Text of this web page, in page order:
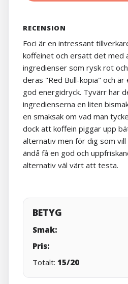
RECENSION
Foci är en intressant
koffeinet och ersatt det med
ingredienser som rysk rot
deras "Red Bull-kopia" och är
god energidryck. Tyvärr har
ingredienserna en liten
en smaksak om vad man
dock att koffein piggar upp
alternativ men för dig som vill
ändå få en god och
alternativ väl värt att testa.
BETYG
Smak:
Pris:
Totalt: 15/20